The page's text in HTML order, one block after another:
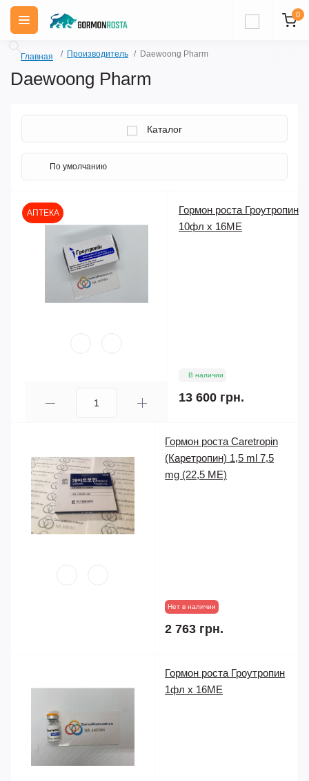
0
Главная Производитель Daewoong Pharm
Daewoong Pharm
Каталог
АПТЕКА
Гормон роста Гроутропин
10фл х 16ME
В наличии
13 600 грн.
Гормон роста Caretropin
(Каретропин) 1,5 ml 7,5
mg (22,5 ME)
Нет в наличии
2 763 грн.
Гормон роста Гроутропин
1фл х 16ME